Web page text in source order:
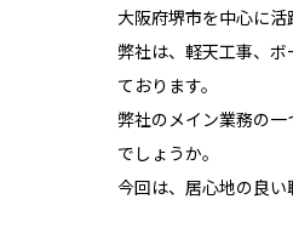
大阪府堺市を中心に活
弊社は、軽天工事、
ております。
弊社のメイン業務の
でしょうか。
今回は、居心地の良